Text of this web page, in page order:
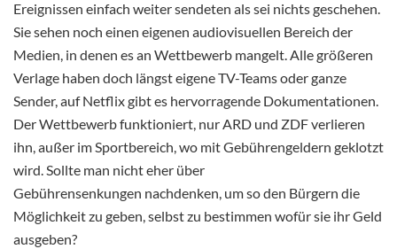
Ereignissen einfach weiter sendeten als sei nichts geschehen.
Sie sehen noch einen eigenen audiovisuellen Bereich der
Medien, in denen es an Wettbewerb mangelt. Alle größeren
Verlage haben doch längst eigene TV-Teams oder ganze
Sender, auf Netflix gibt es hervorragende Dokumentationen.
Der Wettbewerb funktioniert, nur ARD und ZDF verlieren
ihn, außer im Sportbereich, wo mit Gebührengeldern geklotzt
wird. Sollte man nicht eher über
Gebührensenkungen nachdenken, um so den Bürgern die
Möglichkeit zu geben, selbst zu bestimmen wofür sie ihr Geld
ausgeben?